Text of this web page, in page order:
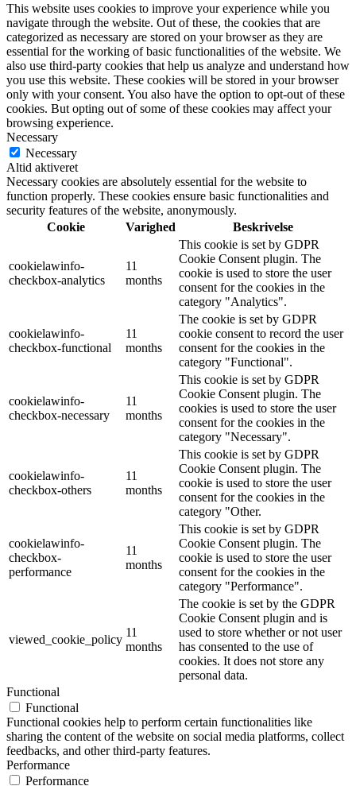
This website uses cookies to improve your experience while you
navigate through the website. Out of these, the cookies that are
categorized as necessary are stored on your browser as they are
essential for the working of basic functionalities of the website. We
also use third-party cookies that help us analyze and understand how
you use this website. These cookies will be stored in your browser
only with your consent. You also have the option to opt-out of these
cookies. But opting out of some of these cookies may affect your
browsing experience.
Necessary
Necessary
Altid aktiveret
Necessary cookies are absolutely essential for the website to
function properly. These cookies ensure basic functionalities and
security features of the website, anonymously.
Cookie
Varighed Beskrivelse
cookielawinfo-
checkbox-analytics
11
months
This cookie is set by GDPR
Cookie Consent plugin. The
cookie is used to store the user
consent for the cookies in the
category "Analytics".
cookielawinfo-
checkbox-functional
11
months
The cookie is set by GDPR
cookie consent to record the user
consent for the cookies in the
category "Functional".
cookielawinfo-
checkbox-necessary
11
months
This cookie is set by GDPR
Cookie Consent plugin. The
cookies is used to store the user
consent for the cookies in the
category "Necessary".
cookielawinfo-
checkbox-others
11
months
This cookie is set by GDPR
Cookie Consent plugin. The
cookie is used to store the user
consent for the cookies in the
category "Other.
cookielawinfo-
checkbox-
performance
11
months
This cookie is set by GDPR
Cookie Consent plugin. The
cookie is used to store the user
consent for the cookies in the
category "Performance".
viewed_cookie_policy
11
months
The cookie is set by the GDPR
Cookie Consent plugin and is
used to store whether or not user
has consented to the use of
cookies. It does not store any
personal data.
Functional
Functional
Functional cookies help to perform certain functionalities like
sharing the content of the website on social media platforms, collect
feedbacks, and other third-party features.
Performance
Performance